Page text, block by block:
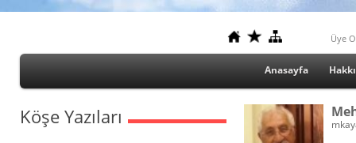
Üye
Anasayfa
Köşe Yazıları